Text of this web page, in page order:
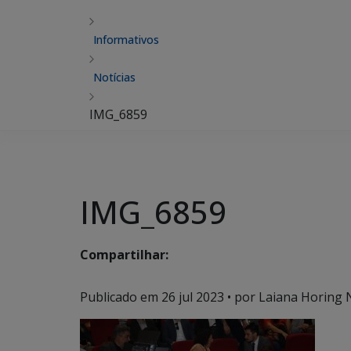
Informativos
Notícias
IMG_6859
IMG_6859
Compartilhar:
Publicado em 26 jul 2023 • por Laiana Horing